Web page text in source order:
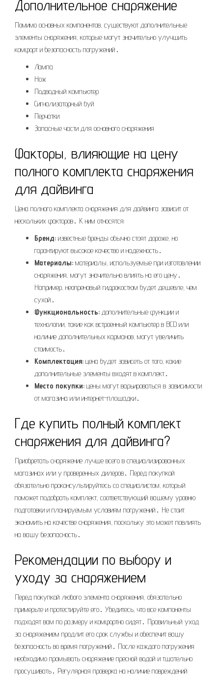
Дополнительное снаряжение
Помимо основных компонентов, существуют дополнительные
элементы снаряжения, которые могут значительно улучшить
комфорт и безопасность погружений․
Лампа
Нож
Подводный компьютер
Сигнализаторный буй
Перчатки
Запасные части для основного снаряжения
Факторы, влияющие на цену
полного комплекта снаряжения
для дайвинга
Цена полного комплекта снаряжения для дайвинга зависит от
нескольких факторов․ К ним относятся:
Бренд: известные бренды обычно стоят дороже, но
гарантируют высокое качество и надежность․
Материалы: материалы, используемые при изготовлении
снаряжения, могут значительно влиять на его цену․
Например, неопреновый гидрокостюм будет дешевле, чем
сухой․
Функциональность: дополнительные функции и
технологии, такие как встроенный компьютер в BCD или
наличие дополнительных карманов, могут увеличить
стоимость․
Комплектация: цена будет зависеть от того, какие
дополнительные элементы входят в комплект․
Место покупки: цены могут варьироваться в зависимости
от магазина или интернет-площадки․
Где купить полный комплект
снаряжения для дайвинга?
Приобретать снаряжение лучше всего в специализированных
магазинах или у проверенных дилеров․ Перед покупкой
обязательно проконсультируйтесь со специалистом, который
поможет подобрать комплект, соответствующий вашему уровню
подготовки и планируемым условиям погружений․ Не стоит
экономить на качестве снаряжения, поскольку это может повлиять
на вашу безопасность․
Рекомендации по выбору и
уходу за снаряжением
Перед покупкой любого элемента снаряжения, обязательно
примерьте и протестируйте его․ Убедитесь, что все компоненты
подходят вам по размеру и комфортно сидят․ Правильный уход
за снаряжением продлит его срок службы и обеспечит вашу
безопасность во время погружений․ После каждого погружения
необходимо промывать снаряжение пресной водой и тщательно
просушивать․ Регулярная проверка на наличие повреждений